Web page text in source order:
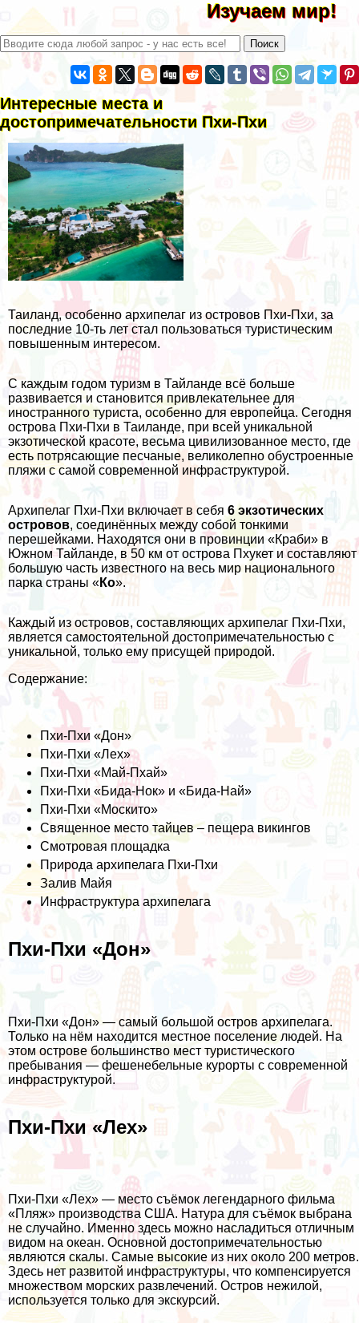
Изучаем мир!
Интересные места и
достопримечательности Пхи-Пхи
Таиланд, особенно архипелаг из островов Пхи-Пхи, за
последние 10-ть лет стал пользоваться туристическим
повышенным интересом.
С каждым годом туризм в Тайланде всё больше
развивается и становится привлекательнее для
иностранного туриста, особенно для европейца. Сегодня
острова Пхи-Пхи в Таиланде, при всей уникальной
экзотической красоте, весьма цивилизованное место, где
есть потрясающие песчаные, великолепно обустроенные
пляжи с самой современной инфраструктурой.
Архипелаг Пхи-Пхи включает в себя 6 экзотических
островов, соединённых между собой тонкими
перешейками. Находятся они в провинции «Краби» в
Южном Тайланде, в 50 км от острова Пхукет и составляют
большую часть известного на весь мир национального
парка страны «Ко».
Каждый из островов, составляющих архипелаг Пхи-Пхи,
является самостоятельной достопримечательностью с
уникальной, только ему присущей природой.
Содержание:
Пхи-Пхи «Дон»
Пхи-Пхи «Лех»
Пхи-Пхи «Май-Пхай»
Пхи-Пхи «Бида-Нок» и «Бида-Най»
Пхи-Пхи «Москито»
Священное место тайцев – пещера викингов
Смотровая площадка
Природа архипелага Пхи-Пхи
Залив Майя
Инфраструктура архипелага
Пхи-Пхи «Дон»
Пхи-Пхи «Дон» — самый большой остров архипелага.
Только на нём находится местное поселение людей. На
этом острове большинство мест туристического
пребывания — фешенебельные курорты с современной
инфраструктурой.
Пхи-Пхи «Лех»
Пхи-Пхи «Лех» — место съёмок легендарного фильма
«Пляж» производства США. Натура для съёмок выбрана
не случайно. Именно здесь можно насладиться отличным
видом на океан. Основной достопримечательностью
являются скалы. Самые высокие из них около 200 метров.
Здесь нет развитой инфраструктуры, что компенсируется
множеством морских развлечений. Остров нежилой,
используется только для экскурсий.